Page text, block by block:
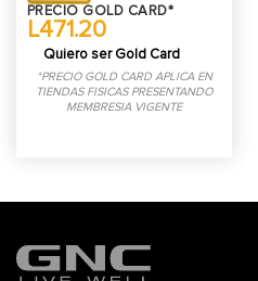
PRECIO GOLD CARD*
L471.20
Quiero ser Gold Card
*PRECIO GOLD CARD APLICA EN
TIENDAS FISICAS PRESENTANDO
MEMBRESIA VIGENTE